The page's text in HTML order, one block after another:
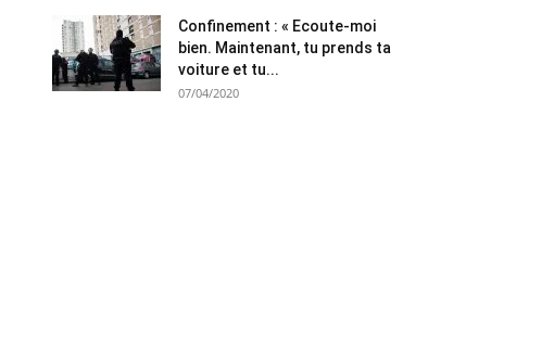
Confinement : « Ecoute-moi
bien. Maintenant, tu prends ta
voiture et tu...
07/04/2020